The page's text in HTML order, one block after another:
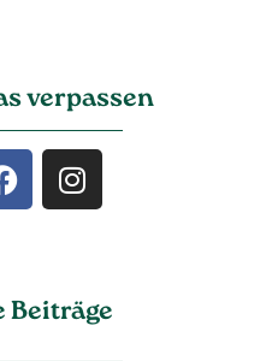
verpassen
Beiträge